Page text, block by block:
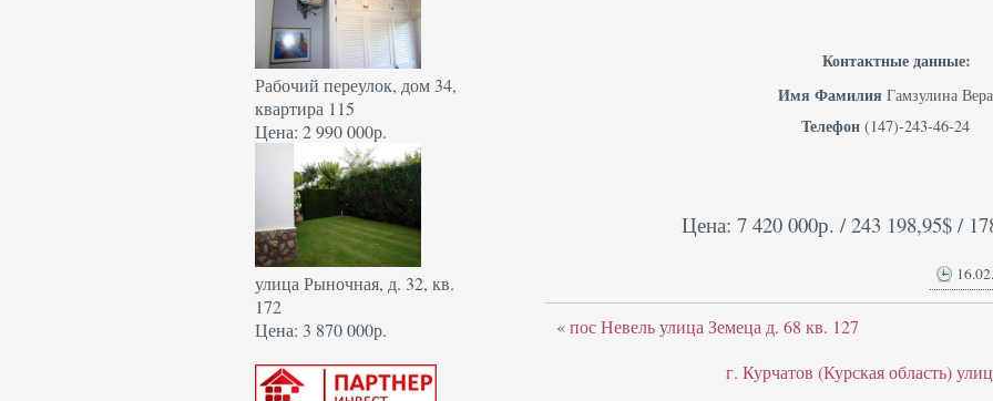
Рабочий переулок, дом 34,
квартира 115
Цена: 2 990 000р.
улица Рыночная, д. 32, кв.
172
Цена: 3 870 000р.
Контактные данные:
Имя Фамилия Гамзулина Вера
Телефон (147)-243-46-24
Цена: 7 420 000р. / 243 198,95$ /
«пос Невель улица Земеца д. 68 кв. 127
г. Курчатов (Курская область)